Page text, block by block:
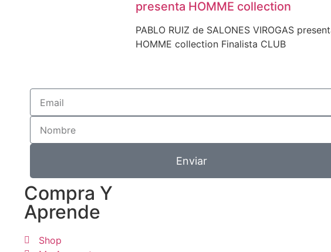
presenta HOMME collection
PABLO RUIZ de SALONES VIROGAS
HOMME collection Finalista CLUB
Enviar
Compra Y
Aprende
Shop